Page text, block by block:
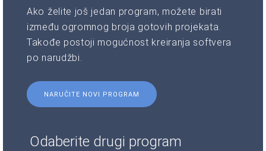
Ako želite još jedan program, možete birati
između ogromnog broja gotovih projekata.
Takođe postoji mogućnost kreiranja softvera
po narudžbi.
NARUČITE NOVI PROGRAM
Odaberite drugi program